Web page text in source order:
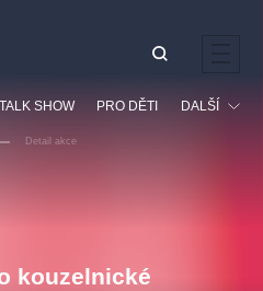
TALK SHOW PRO DĚTI DALŠÍ
Vzdělávací
Detail akce
kouzelnické